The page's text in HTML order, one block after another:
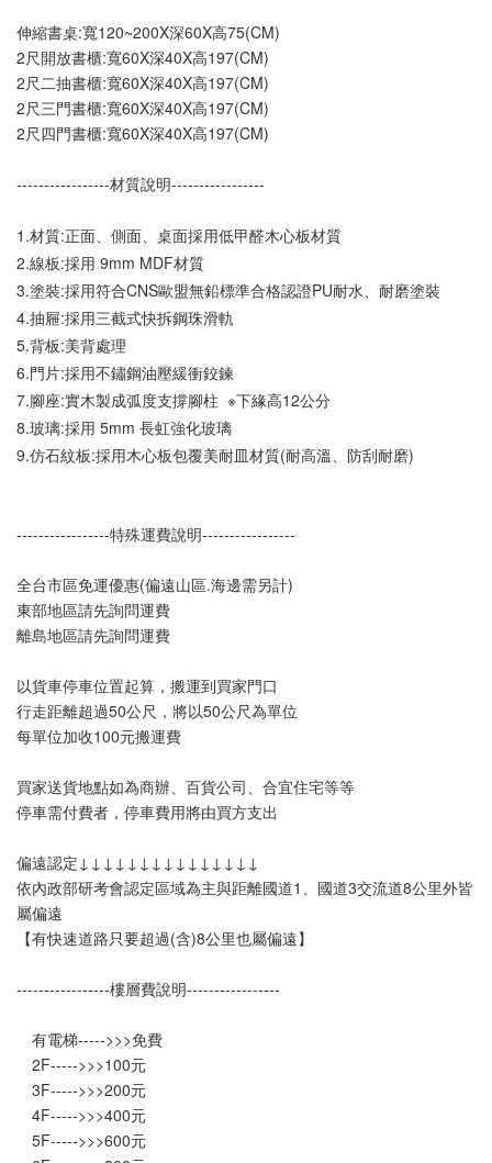
伸縮書桌:寬120~200X深60X高75(CM)
2尺開放書櫃:寬60X深40X高197(CM)
2尺二抽書櫃:寬60X深40X高197(CM)
2尺三門書櫃:寬60X深40X高197(CM)
2尺四門書櫃:寬60X深40X高197(CM)
-----------------材質說明-----------------
1.材質:正面、側面、桌面採用低甲醛木心板材質
2.線板:採用 9mm MDF材質
3.塗裝:採用符合CNS歐盟無鉛標準合格認證PU耐水、耐磨塗裝
4.抽屜:採用三截式快拆鋼珠滑軌
5.背板:美背處理
6.門片:採用不鏽鋼油壓緩衝鉸鍊
7.腳座:實木製成弧度支撐腳柱  ※下緣高12公分
8.玻璃:採用 5mm 長虹強化玻璃
9.仿石紋板:採用木心板包覆美耐皿材質(耐高溫、防刮耐磨)
-----------------特殊運費說明-----------------
全台市區免運優惠(偏遠山區.海邊需另計)
東部地區請先詢問運費
離島地區請先詢問運費
以貨車停車位置起算，搬運到買家門口
行走距離超過50公尺，將以50公尺為單位
每單位加收100元搬運費
買家送貨地點如為商辦、百貨公司、合宜住宅等等
停車需付費者，停車費用將由買方支出
偏遠認定↓↓↓↓↓↓↓↓↓↓↓↓↓↓↓
依內政部研考會認定區域為主與距離國道1、國道3交流道8公里外皆
屬偏遠
【有快速道路只要超過(含)8公里也屬偏遠】
-----------------樓層費說明-----------------
有電梯----->>>免費
2F----->>>100元
3F----->>>200元
4F----->>>400元
5F----->>>600元